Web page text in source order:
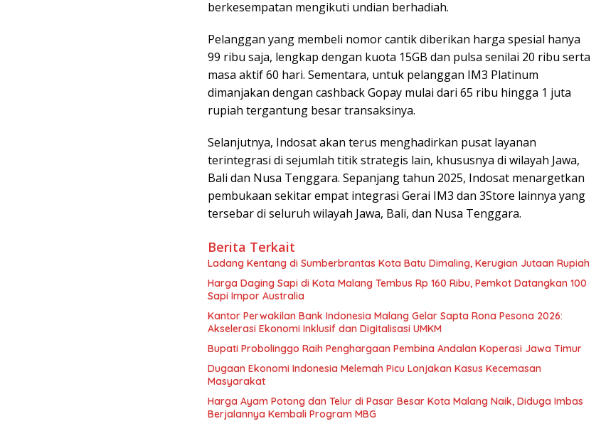
berkesempatan mengikuti undian berhadiah.
Pelanggan yang membeli nomor cantik diberikan harga spesial hanya
99 ribu saja, lengkap dengan kuota 15GB dan pulsa senilai 20 ribu serta
masa aktif 60 hari. Sementara, untuk pelanggan IM3 Platinum
dimanjakan dengan cashback Gopay mulai dari 65 ribu hingga 1 juta
rupiah tergantung besar transaksinya.
Selanjutnya, Indosat akan terus menghadirkan pusat layanan
terintegrasi di sejumlah titik strategis lain, khususnya di wilayah Jawa,
Bali dan Nusa Tenggara. Sepanjang tahun 2025, Indosat menargetkan
pembukaan sekitar empat integrasi Gerai IM3 dan 3Store lainnya yang
tersebar di seluruh wilayah Jawa, Bali, dan Nusa Tenggara.
Berita Terkait
Ladang Kentang di Sumberbrantas Kota Batu Dimaling, Kerugian Jutaan Rupiah
Harga Daging Sapi di Kota Malang Tembus Rp 160 Ribu, Pemkot Datangkan 100
Sapi Impor Australia
Kantor Perwakilan Bank Indonesia Malang Gelar Sapta Rona Pesona 2026:
Akselerasi Ekonomi Inklusif dan Digitalisasi UMKM
Bupati Probolinggo Raih Penghargaan Pembina Andalan Koperasi Jawa Timur
Dugaan Ekonomi Indonesia Melemah Picu Lonjakan Kasus Kecemasan
Masyarakat
Harga Ayam Potong dan Telur di Pasar Besar Kota Malang Naik, Diduga Imbas
Berjalannya Kembali Program MBG